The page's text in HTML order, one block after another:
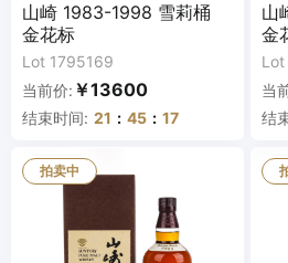
山崎 1983-1998 雪莉桶
金花标
Lot 1795169
当前价: ￥13600
结束时间: 21 : 45 : 16
山
金
Lot
当
结
拍卖中